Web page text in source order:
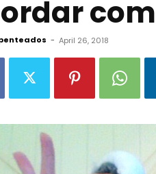
- April 26, 2018